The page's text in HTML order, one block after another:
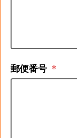
郵便番号 ＊